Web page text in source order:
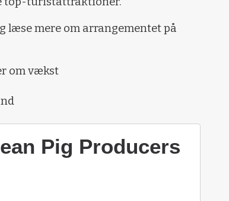
læse mere om arrangementet på
om vækst
Pig Producers